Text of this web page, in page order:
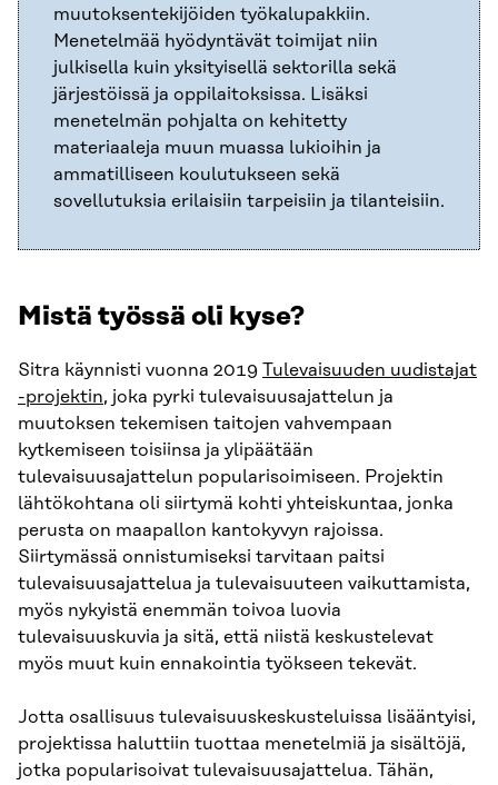
muutoksentekijöiden työkalupakkiin.
Menetelmää hyödyntävät toimijat niin
julkisella kuin yksityisellä sektorilla sekä
järjestöissä ja oppilaitoksissa. Lisäksi
menetelmän pohjalta on kehitetty
materiaaleja muun muassa lukioihin ja
ammatilliseen koulutukseen sekä
sovellutuksia erilaisiin tarpeisiin ja tilanteisiin.
Mistä työssä oli kyse?
Sitra käynnisti vuonna 2019 Tulevaisuuden uudistajat
-projektin, joka pyrki tulevaisuusajattelun ja
muutoksen tekemisen taitojen vahvempaan
kytkemiseen toisiinsa ja ylipäätään
tulevaisuusajattelun popularisoimiseen. Projektin
lähtökohtana oli siirtymä kohti yhteiskuntaa, jonka
perusta on maapallon kantokyvyn rajoissa.
Siirtymässä onnistumiseksi tarvitaan paitsi
tulevaisuusajattelua ja tulevaisuuteen vaikuttamista,
myös nykyistä enemmän toivoa luovia
tulevaisuuskuvia ja sitä, että niistä keskustelevat
myös muut kuin ennakointia työkseen tekevät.
Jotta osallisuus tulevaisuuskeskusteluissa lisääntyisi,
projektissa haluttiin tuottaa menetelmiä ja sisältöjä,
jotka popularisoivat tulevaisuusajattelua. Tähän,